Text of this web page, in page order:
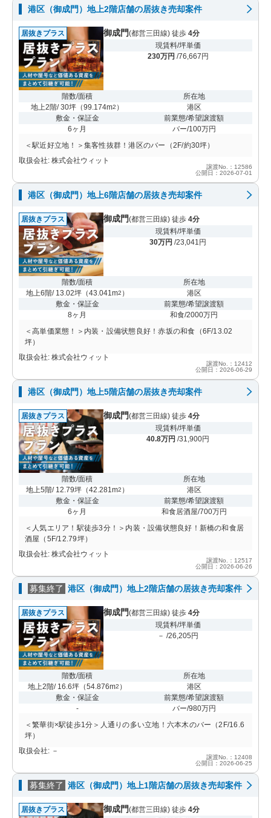
港区（御成門）地上2階店舗の居抜き売却案件
居抜きプラス 御成門(都営三田線) 徒歩 4分
現賃料/坪単価
230万円 /76,667円
階数/面積
地上2階/ 30坪 （99.174m2 ）
所在地
港区
敷金・保証金
6ヶ月
前業態/希望譲渡額
バー/100万円
＜駅近好立地！＞集客性抜群！港区のバー（2F/約30坪）
取扱会社: 株式会社ウィット
譲渡No.：12586
公開日：2026-07-01
港区（御成門）地上6階店舗の居抜き売却案件
居抜きプラス 御成門(都営三田線) 徒歩 4分
現賃料/坪単価
30万円 /23,041円
階数/面積
地上6階/ 13.02坪（43.041m2 ）
所在地
港区
敷金・保証金
8ヶ月
前業態/希望譲渡額
和食/2000万円
＜高単価業態！＞内装・設備状態良好！赤坂の和食（6F/13.02
坪）
取扱会社: 株式会社ウィット
譲渡No.：12412
公開日：2026-06-29
港区（御成門）地上5階店舗の居抜き売却案件
居抜きプラス 御成門(都営三田線) 徒歩 4分
現賃料/坪単価
40.8万円 /31,900円
階数/面積
地上5階/ 12.79坪（42.281m2 ）
所在地
港区
敷金・保証金
6ヶ月
前業態/希望譲渡額
和食居酒屋/700万円
＜人気エリア！駅徒歩3分！＞内装・設備状態良好！新橋の和食居
酒屋（5F/12.79坪）
取扱会社: 株式会社ウィット
譲渡No.：12517
公開日：2026-06-26
募集終了 港区（御成門）地上2階店舗の居抜き売却案件
居抜きプラス 御成門(都営三田線) 徒歩 4分
現賃料/坪単価
－ /26,205円
階数/面積
地上2階/ 16.6坪 （54.876m2 ）
所在地
港区
敷金・保証金
-
前業態/希望譲渡額
バー/980万円
＜繁華街×駅徒歩1分＞人通りの多い立地！六本木のバー（2F/16.6
坪）
取扱会社: －
譲渡No.：12408
公開日：2026-06-25
募集終了 港区（御成門）地上1階店舗の居抜き売却案件
居抜きプラス 御成門(都営三田線) 徒歩 4分